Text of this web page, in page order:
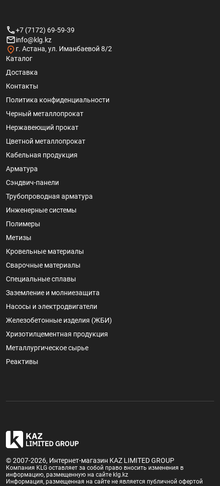
+7 (7172) 69-59-39
info@klg.kz
г. Астана, ул. Иманбаевой 8/2
Каталог
Доставка
Контакты
Политика конфиденциальности
Черный металлопрокат
Нержавеющий прокат
Цветной металлопрокат
Кабельная продукция
Арматура
Сэндвич-панели
Трубопроводная арматура
Инженерные системы
Полимеры
Метизы
Кровельные материалы
Сварочные материалы
Специальные сплавы
Заземление и молниезащита
Насосы и электродвигатели
Железобетонные изделия (ЖБИ)
Хризотилцементная продукция
Металлургическое сырье
Реактивы
© 2007-2026, Интернет-магазин KAZ LIMITED GROUP
Компания KLG оставляет за собой право вносить изменения в
информацию, размещенную на сайте klg.kz
Информация, размещенная на сайте не является публичной офертой